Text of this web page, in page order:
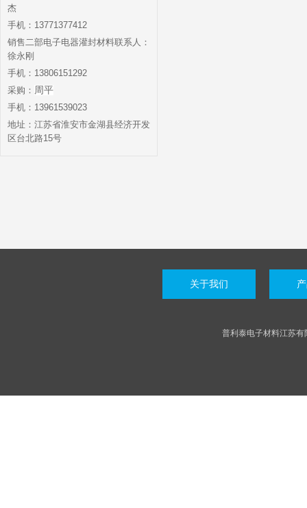
杰
手机：13771377412
销售二部电子电器灌封材料联系人：
徐永刚
手机：13806151292
采购： 周平
手机：13961539023
地址：江苏省淮安市金湖县经济开发
区台北路15号
关于我们
普利泰电子材料江苏